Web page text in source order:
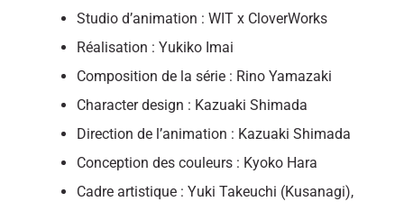
Studio d’animation : WIT x CloverWorks
Réalisation : Yukiko Imai
Composition de la série : Rino Yamazaki
Character design : Kazuaki Shimada
Direction de l’animation : Kazuaki Shimada
Conception des couleurs : Kyoko Hara
Cadre artistique : Yuki Takeuchi (Kusanagi),